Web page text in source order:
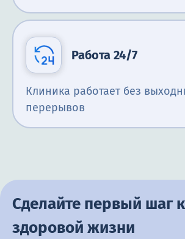
Работа 24/7
Клиника работает без
перерывов
Сделайте первый шаг к
здоровой жизни